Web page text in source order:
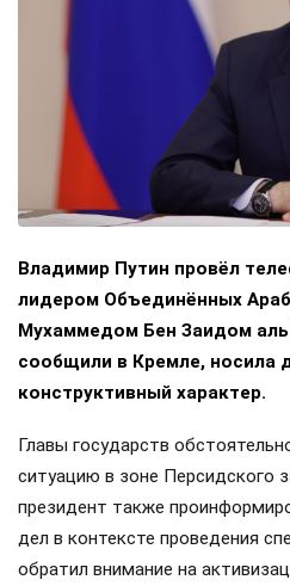
Владимир Путин провёл
лидером Объединённых
Мухаммедом Бен Заидом
сообщили в Кремле, носила
конструктивный характер.
Главы государств
ситуацию в зоне Персидского
президент также
дел в контексте проведения
обратил внимание на